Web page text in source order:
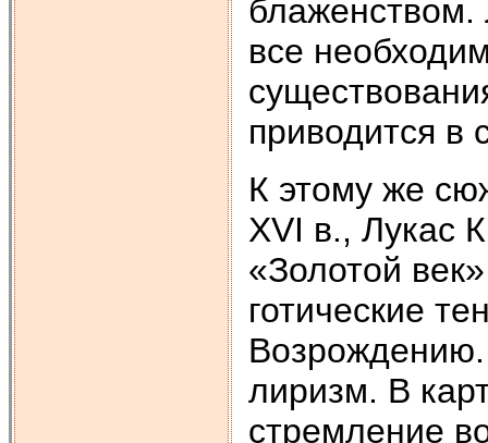
все
приводится в
К этому же
XVI в., Лукас
«Золотой
готические
Возрождению.
лиризм. В
стремление